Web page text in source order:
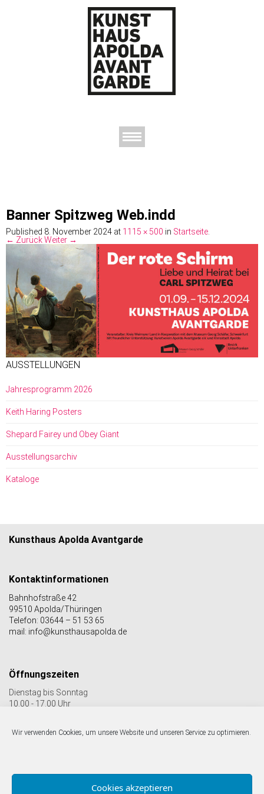
Wir verwenden Cookies, um unsere Website und unseren Service zu optimieren.
Cookies akzeptieren
Banner Spitzweg Web.indd
Published 8. November 2024 at 1115 × 500 in Startseite.
← ZurückWeiter →
AUSSTELLUNGEN
Jahresprogramm 2026
Keith Haring Posters
Shepard Fairey und Obey Giant
Ausstellungsarchiv
Kataloge
Kunsthaus Apolda Avantgarde
Kontaktinformationen
Bahnhofstraße 42
99510 Apolda/Thüringen
Telefon: 03644 – 51 53 65
mail: info@kunsthausapolda.de
Öffnungszeiten
Dienstag bis Sonntag
10.00 - 17.00 Uhr